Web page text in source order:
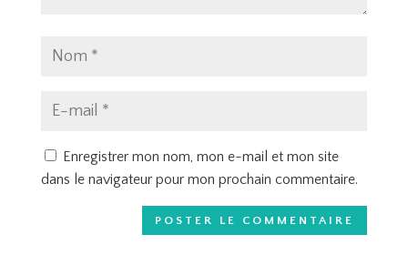
Enregistrer mon nom, mon e-mail et mon site
dans le navigateur pour mon prochain commentaire.